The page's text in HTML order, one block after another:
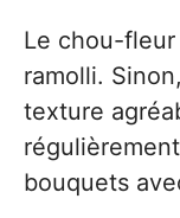
Le chou-
ramolli.
texture
bouquets